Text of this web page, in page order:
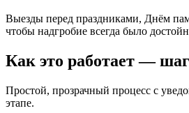
Выезды перед праздниками, Днём
чтобы надгробие всегда было
Как это работает —
Простой, прозрачный процесс с
этапе.